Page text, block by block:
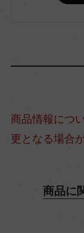
酸度
商品情報につ
更となる場合
商品に